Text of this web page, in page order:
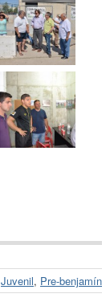
Juvenil, Pre-benjamín